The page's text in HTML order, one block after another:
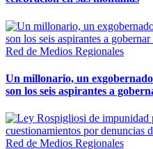
Red de Medios Regionales
Un millonario, un
son los seis aspirantes a
Red de Medios Regionales